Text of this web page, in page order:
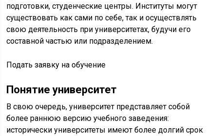
подготовки, студенческие центры. Институты могут
существовать как сами по себе, так и осуществлять
свою деятельность при университетах, будучи его
составной частью или подразделением.
Подать заявку на обучение
Понятие университет
В свою очередь, университет представляет собой
более раннюю версию учебного заведения:
исторически университеты имеют более долгий срок